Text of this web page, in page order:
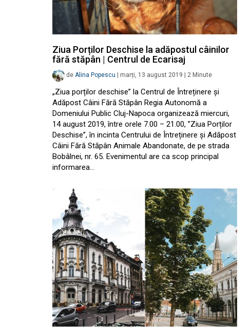
Ziua Porților Deschise la adăpostul câinilor
fără stăpân | Centrul de Ecarisaj
de Alina Popescu marți, 13 august 2019 2 Minute
„Ziua porților deschise” la Centrul de Întreținere și
Adăpost Câini Fără Stăpân Regia Autonomă a
Domeniului Public Cluj-Napoca organizează miercuri,
14 august 2019, între orele 7.00 – 21.00, ”Ziua Porților
Deschise”, în incinta Centrului de Întreținere și Adăpost
Câini Fără Stăpân Animale Abandonate, de pe strada
Bobâlnei, nr. 65. Evenimentul are ca scop principal
informarea…